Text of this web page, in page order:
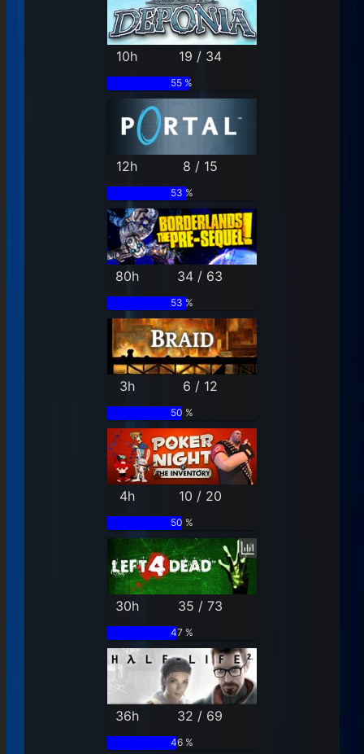
10h 19 / 34
55 %
12h 8 / 15
53 %
80h 34 / 63
53 %
3h 6 / 12
50 %
4h 10 / 20
50 %
30h 35 / 73
47 %
36h 32 / 69
46 %